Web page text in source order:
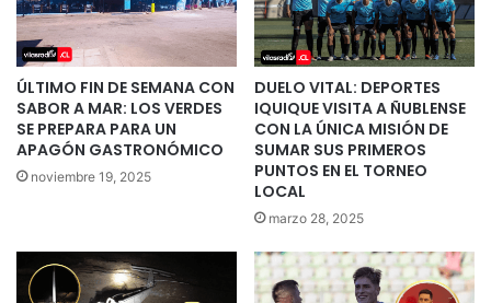
ÚLTIMO FIN DE SEMANA CON
SABOR A MAR: LOS VERDES
SE PREPARA PARA UN
APAGÓN GASTRONÓMICO
noviembre 19, 2025
DUELO VITAL: DEPORTES
IQUIQUE VISITA A ÑUBLENSE
CON LA ÚNICA MISIÓN DE
SUMAR SUS PRIMEROS
PUNTOS EN EL TORNEO
LOCAL
marzo 28, 2025